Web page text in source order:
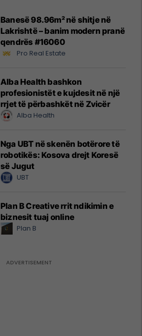
Banesë 98.96m² në shitje në
Lakrishtë – banim modern pranë
qendrës #16060
Pro Real Estate
Alba Health bashkon
profesionistët e kujdesit në një
rrjet të përbashkët në Zvicër
Alba Health
Nga UBT në skenën botërore të
robotikës: Kosova drejt Koresë
së Jugut
UBT
Plan B Creative rrit ndikimin e
biznesit tuaj online
Plan B